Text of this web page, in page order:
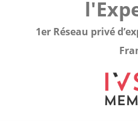
1er Réseau privé